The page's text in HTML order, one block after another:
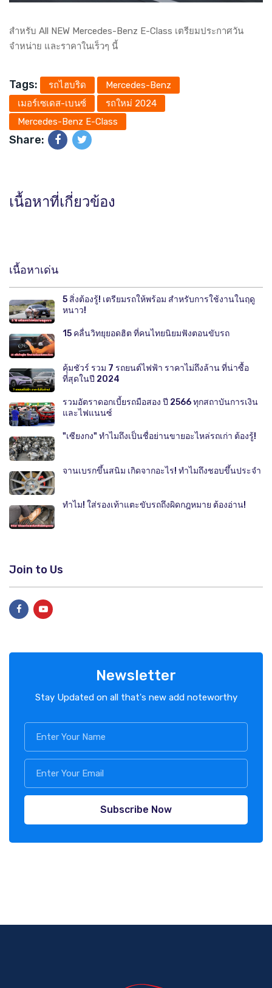
สำหรับ All NEW Mercedes-Benz E-Class เตรียมประกาศวัน
จำหน่าย และราคาในเร็วๆ นี้
Tags: รถไฮบริด
Mercedes-Benz
เมอร์เซเดส-เบนซ์
รถใหม่ 2024
Mercedes-Benz E-Class
Share:
เนื้อหาที่เกี่ยวข้อง
เนื้อหาเด่น
5 สิ่งต้องรู้! เตรียมรถให้พร้อม สำหรับการใช้งานในฤดู
หนาว!
15 คลื่นวิทยุยอดฮิต ที่คนไทยนิยมฟังตอนขับรถ
คุ้มชัวร์ รวม 7 รถยนต์ไฟฟ้า ราคาไม่ถึงล้าน ที่น่าซื้อ
ที่สุดในปี 2024
รวมอัตราดอกเบี้ยรถมือสอง ปี 2566 ทุกสถาบันการเงิน
และไฟแนนซ์
"เซียงกง" ทำไมถึงเป็นชื่อย่านขายอะไหล่รถเก่า ต้องรู้!
จานเบรกขึ้นสนิม เกิดจากอะไร! ทำไมถึงชอบขึ้นประจำ
ทำไม! ใส่รองเท้าแตะขับรถถึงผิดกฎหมาย ต้องอ่าน!
Join to Us
Newsletter
Stay Updated on all that's new add noteworthy
Subscribe Now